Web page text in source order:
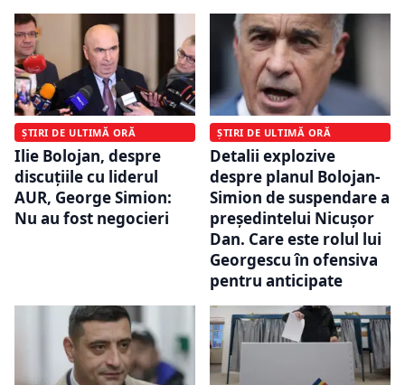
ȘTIRI DE ULTIMĂ ORĂ
Ilie Bolojan, despre
discuțiile cu liderul
AUR, George Simion:
Nu au fost negocieri
ȘTIRI DE ULTIMĂ ORĂ
Detalii explozive
despre planul Bolojan-
Simion de suspendare a
președintelui Nicușor
Dan. Care este rolul lui
Georgescu în ofensiva
pentru anticipate